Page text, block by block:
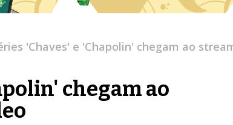
'Chaves' e 'Chapolin' chegam ao
chegam ao